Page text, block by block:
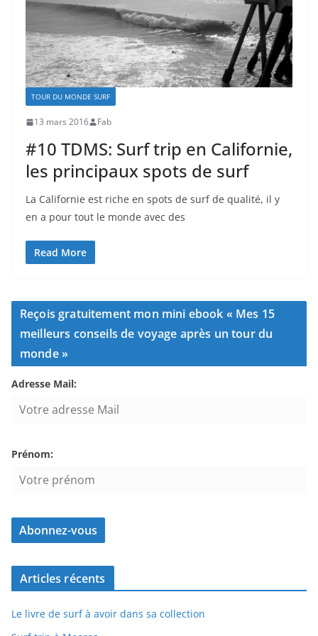
TOUR DU MONDE SURF
13 mars 2016 Fab
#10 TDMS: Surf trip en Californie,
les principaux spots de surf
La Californie est riche en spots de surf de qualité, il y
en a pour tout le monde avec des
Read More
Reçois gratuitement mon mini ebook « Mes 15
meilleurs conseils de voyage après un tour du
monde »
Adresse Mail:
Prénom:
Articles récents
Le livre de surf à avoir dans sa collection